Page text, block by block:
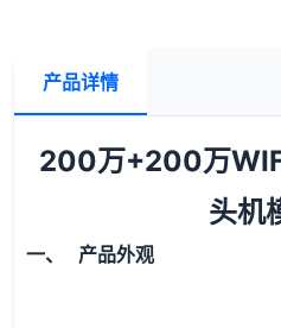
产品详情
200万+200万
头机
一、 产品外观